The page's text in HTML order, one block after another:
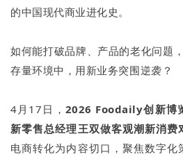
的中国现代商业进化史。
如何能打破品牌、产品的老化问题
存量环境中，用新业务突围逆袭？
4月17日， 2026 Foodaily创新博
新零售总经理王双做客观潮新消费
电商转化为内容切口，聚焦数字化